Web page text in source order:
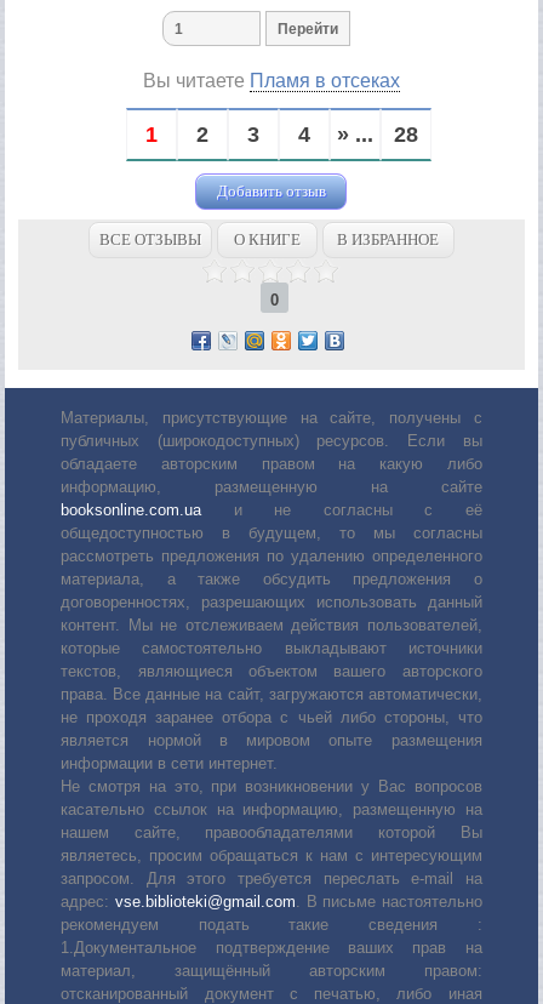
Вы читаете Пламя в отсеках
1 2 3 4 » ... 28
Добавить отзыв
ВСЕ ОТЗЫВЫ О КНИГЕ В ИЗБРАННОЕ
0
Материалы, присутствующие на сайте, получены с
публичных (широкодоступных) ресурсов. Если вы
обладаете авторским правом на какую либо
информацию, размещенную на сайте
booksonline.com.uaи не согласны с её
общедоступностью в будущем, то мы согласны
рассмотреть предложения по удалению определенного
материала, а также обсудить предложения о
договоренностях, разрешающих использовать данный
контент. Мы не отслеживаем действия пользователей,
которые самостоятельно выкладывают источники
текстов, являющиеся объектом вашего авторского
права. Все данные на сайт, загружаются автоматически,
не проходя заранее отбора с чьей либо стороны, что
является нормой в мировом опыте размещения
информации в сети интернет.
Не смотря на это, при возникновении у Вас вопросов
касательно ссылок на информацию, размещенную на
нашем сайте, правообладателями которой Вы
являетесь, просим обращаться к нам с интересующим
запросом. Для этого требуется переслать е-mail на
адрес: vse.biblioteki@gmail.com. В письме настоятельно
рекомендуем подать такие сведения :
1.Документальное подтверждение ваших прав на
материал, защищённый авторским правом:
отсканированный документ с печатью, либо иная